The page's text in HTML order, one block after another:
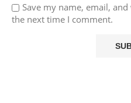
Save my name, email,
the next time I comment.